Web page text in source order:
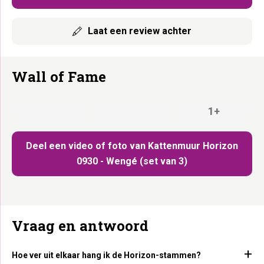
Laat een review achter
Wall of Fame
Deel een video of foto van Kattenmuur Horizon
0930 - Wengé (set van 3)
1+
Vraag en antwoord
Hoe ver uit elkaar hang ik de Horizon-stammen?